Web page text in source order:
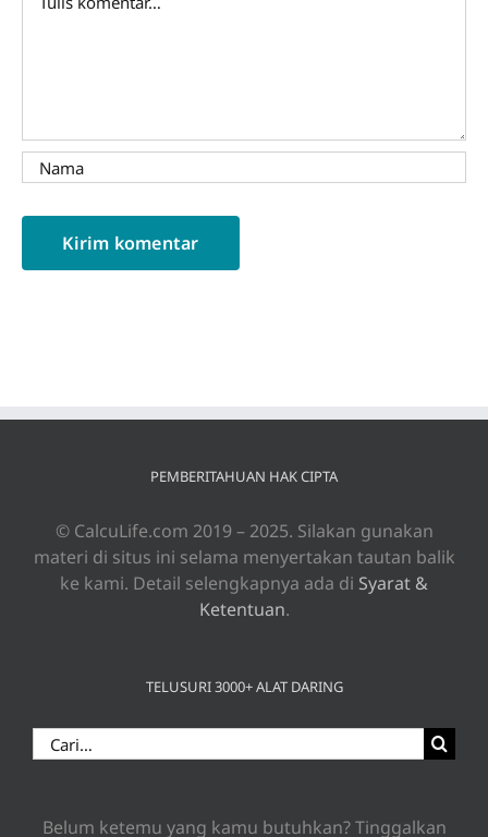
PEMBERITAHUAN HAK CIPTA
© CalcuLife.com 2019 – 2025. Silakan gunakan
materi di situs ini selama menyertakan tautan balik
ke kami. Detail selengkapnya ada di Syarat &
Ketentuan.
TELUSURI 3000+ ALAT DARING
Search
for:
Belum ketemu yang kamu butuhkan? Tinggalkan